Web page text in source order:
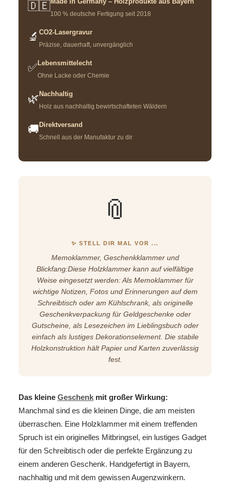
📎
✨ STELL DIR MAL VOR ...
Memoklammer, Geschenkklammer und
Blickfang:Diese Holzklammer kann auf vielfältige
Weise eingesetzt werden: Als Memoklammer für
wichtige Notizen, Fotos und Erinnerungen auf dem
Schreibtisch oder am Kühlschrank, als originelle
Geschenkverpackung für Geldgeschenke oder
Gutscheine, als Lesezeichen im Lieblingsbuch oder
einfach als lustiges Dekorationselement. Die stabile
Holzkonstruktion hält Papier und Karten zuverlässig
fest.
Das kleine Geschenk mit großer Wirkung:
Manchmal sind es die kleinen Dinge, die am meisten
überraschen. Eine Holzklammer mit einem treffenden
Spruch ist ein originelles Mitbringsel, ein lustiges Gadget
für den Schreibtisch oder die perfekte Ergänzung zu
einem anderen Geschenk. Handgefertigt in Bayern,
nachhaltig und mit dem gewissen Augenzwinkern.
🇩🇪
100 % deutsche Fertigung seit 2018
🔬 CO2-Lasergravur
Präzise, dauerhaft, unvergänglich
✅ Lebensmittelecht
Ohne Lacke oder Chemie
🌿 Nachhaltig
Holz aus nachhaltig bewirtschafteten Wäldern
🚚 Direktversand
Schnell aus der Manufaktur zu dir